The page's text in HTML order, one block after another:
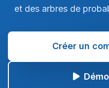
et des arbres de
Créer un